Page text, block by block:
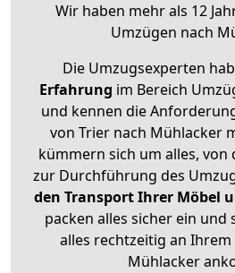
Wir haben mehr als 12
Umzügen nach
Die Umzugsexperten
Erfahrung im Bereich
und kennen die
von Trier nach Mühlacker
kümmern sich um alles, von
zur Durchführung des
den Transport Ihrer Möbel
packen alles sicher ein und
alles rechtzeitig an
Mühlacker